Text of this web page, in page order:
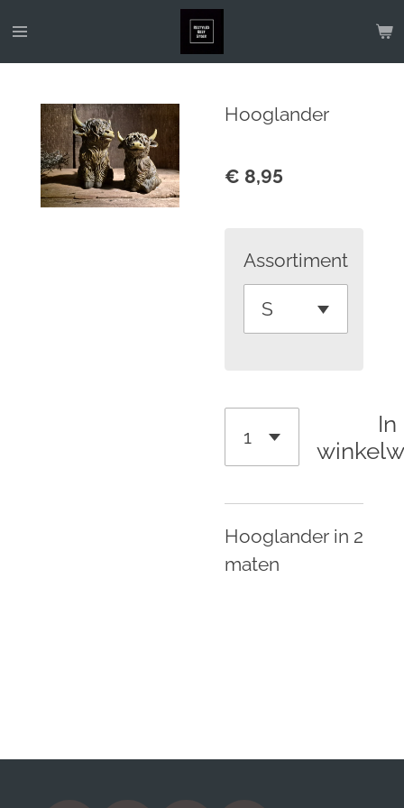
Ga
hoofdinhoud
Hooglander
€ 8,95
Assortiment
In
Hooglander in 2
maten